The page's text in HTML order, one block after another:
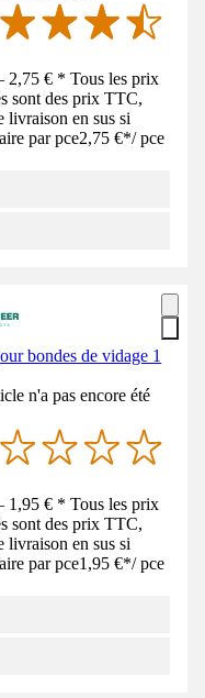
€ * Tous les prix
sont des prix TTC,
livraison en sus si
par pce2,75 €*/ pce
bondes de vidage 1
n'a pas encore été
€ * Tous les prix
sont des prix TTC,
livraison en sus si
par pce1,95 €*/ pce